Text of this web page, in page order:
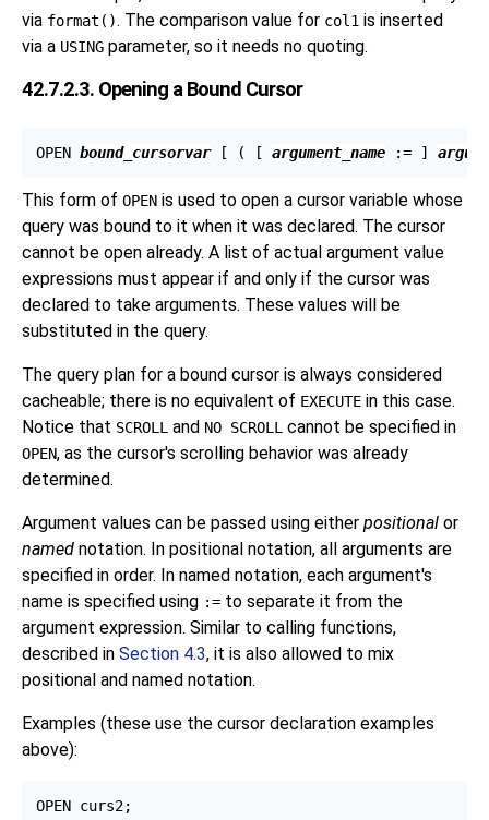
via format(). The comparison value for col1 is inserted
via a USING parameter, so it needs no quoting.
42.7.2.3. Opening a Bound Cursor
OPEN bound_cursorvar [ ( [ argument_name := ]
This form of OPEN is used to open a cursor variable whose
query was bound to it when it was declared. The cursor
cannot be open already. A list of actual argument value
expressions must appear if and only if the cursor was
declared to take arguments. These values will be
substituted in the query.
The query plan for a bound cursor is always considered
cacheable; there is no equivalent of EXECUTE in this case.
Notice that SCROLL and NO SCROLL cannot be specified in
OPEN, as the cursor's scrolling behavior was already
determined.
Argument values can be passed using either positional or
named notation. In positional notation, all arguments are
specified in order. In named notation, each argument's
name is specified using := to separate it from the
argument expression. Similar to calling functions,
described in Section 4.3, it is also allowed to mix
positional and named notation.
Examples (these use the cursor declaration examples
above):
OPEN curs2;